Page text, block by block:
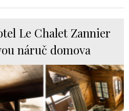
Le Chalet Zannier
náruč domova